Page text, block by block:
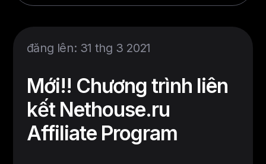
đăng lên: 31 thg 3 2021
Mới!! Chương trình liên
kết Nethouse.ru
Affiliate Program